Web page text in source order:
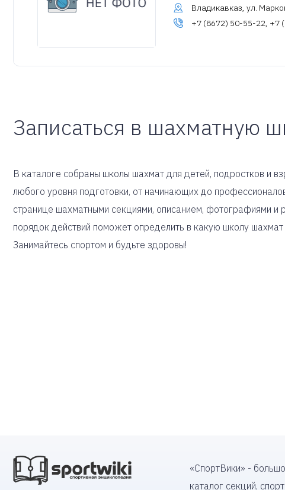
Владикавказ, ул.
+7 (8672) 50-55-22, +7
Записаться в шахматную
В каталоге собраны школы шахмат для детей, подростков и
любого уровня подготовки, от начинающих до
странице шахматными секциями, описанием, фотографиями и
порядок действий поможет определить в какую школу шахмат
Занимайтесь спортом и будьте здоровы!
«СпортВики» -
каталог секций,